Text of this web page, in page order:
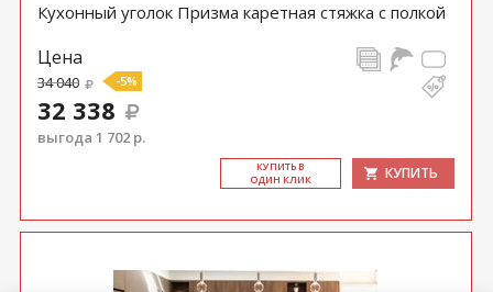
Кухонный уголок Призма каретная стяжка с полкой
Цена
34 040 -5%
32 338
выгода 1 702 р.
КУ­ПИТЬ В
ОДИН КЛИК
КУПИТЬ